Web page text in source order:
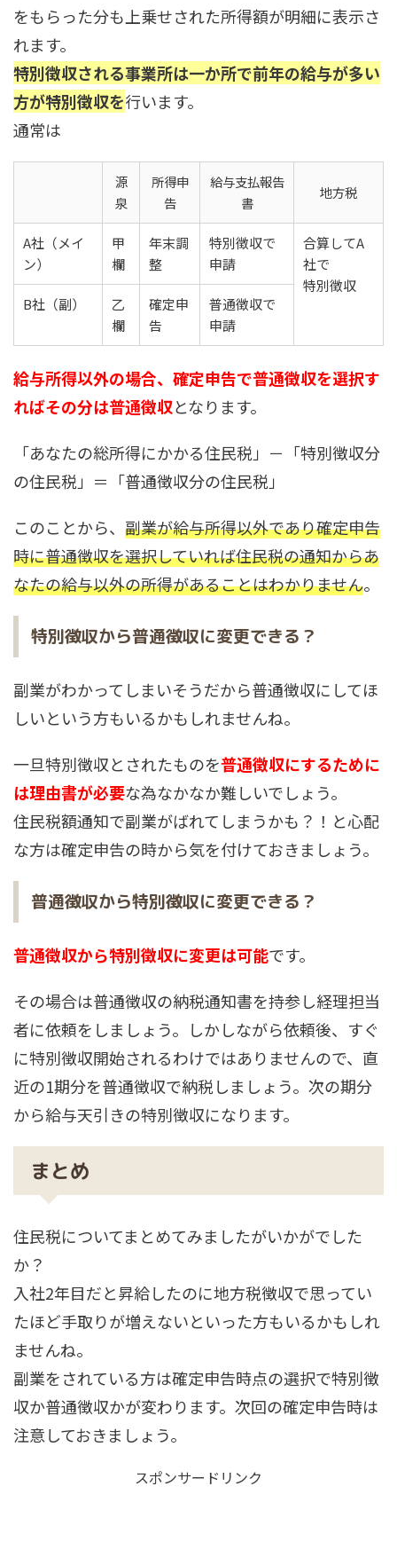
をもらった分も上乗せされた所得額が明細に表示さ
れます。
特別徴収される事業所は一か所で前年の給与が多い
方が特別徴収を行います。
通常は
源
泉
所得申
告
給与支払報告
書
地方税
A社（メイ
ン）
甲
欄
年末調
整
特別徴収で
申請
合算してA
社で
特別徴収
B社（副）
乙
欄
確定申
告
普通徴収で
申請
給与所得以外の場合、確定申告で普通徴収を選択す
ればその分は普通徴収となります。
「あなたの総所得にかかる住民税」－「特別徴収分
の住民税」＝「普通徴収分の住民税」
このことから、 副業が給与所得以外であり確定申告
時に普通徴収を選択していれば住民税の通知からあ
なたの給与以外の所得があることはわかりません。
特別徴収から普通徴収に変更できる？
副業がわかってしまいそうだから普通徴収にしてほ
しいという方もいるかもしれませんね。
一旦特別徴収とされたものを普通徴収にするために
は理由書が必要な為なかなか難しいでしょう。
住民税額通知で副業がばれてしまうかも？！と心配
な方は確定申告の時から気を付けておきましょう。
普通徴収から特別徴収に変更できる？
普通徴収から特別徴収に変更は可能です。
その場合は普通徴収の納税通知書を持参し経理担当
者に依頼をしましょう。しかしながら依頼後、すぐ
に特別徴収開始されるわけではありませんので、直
近の1期分を普通徴収で納税しましょう。次の期分
から給与天引きの特別徴収になります。
まとめ
住民税についてまとめてみましたがいかがでした
か？
入社2年目だと昇給したのに地方税徴収で思ってい
たほど手取りが増えないといった方もいるかもしれ
ませんね。
副業をされている方は確定申告時点の選択で特別徴
収か普通徴収かが変わります。次回の確定申告時は
注意しておきましょう。
スポンサードリンク